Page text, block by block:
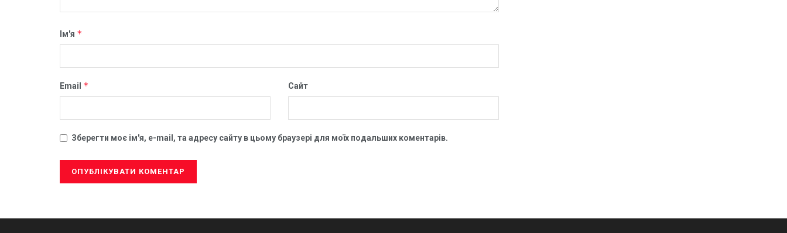
Ім'я *
Email * Сайт
Зберегти моє ім'я, e-mail, та адресу сайту в цьому браузері для моїх подальших коментарів.